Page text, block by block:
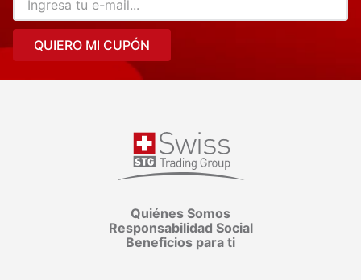
QUIERO MI CUPÓN
Quiénes Somos
Responsabilidad Social
Beneficios para ti